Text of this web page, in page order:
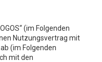
(im Folgenden
Nutzungsvertrag mit
(im Folgenden
mit den